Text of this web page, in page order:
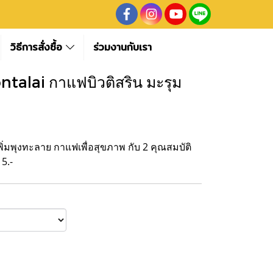
วิธีการสั่งซื้อ ร่วมงานกับเรา
กาแฟบิวติสริน มะรุม
มพุงทะลาย กาแฟเพื่อสุขภาพ กับ 2 คุณสมบัติ